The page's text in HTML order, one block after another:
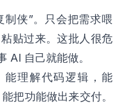
制侠”。只会把需求喂
贴过来。这批人很危
AI 自己就能做。
能理解代码逻辑，能
把功能做出来交付。